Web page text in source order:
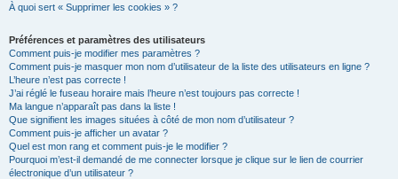
À quoi sert « Supprimer les cookies » ?
Préférences et paramètres des utilisateurs
Comment puis-je modifier mes paramètres ?
Comment puis-je masquer mon nom d’utilisateur de la liste des utilisateurs en ligne ?
L’heure n’est pas correcte !
J’ai réglé le fuseau horaire mais l’heure n’est toujours pas correcte !
Ma langue n’apparaît pas dans la liste !
Que signifient les images situées à côté de mon nom d’utilisateur ?
Comment puis-je afficher un avatar ?
Quel est mon rang et comment puis-je le modifier ?
Pourquoi m’est-il demandé de me connecter lorsque je clique sur le lien de courrier
électronique d’un utilisateur ?